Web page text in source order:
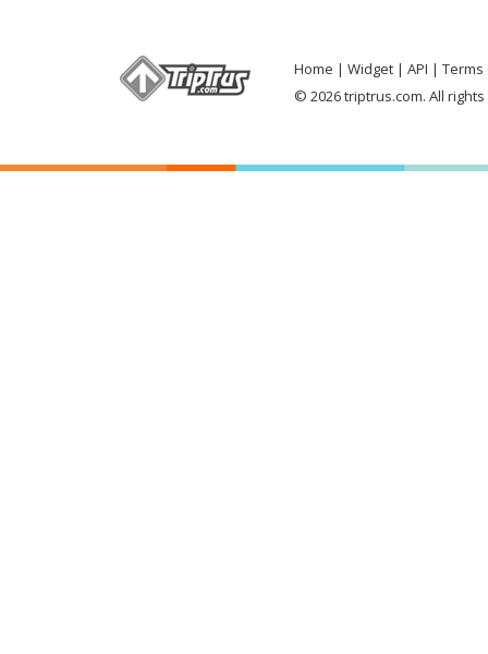
Home Widget API
Terms
© 2026 triptrus.com. All